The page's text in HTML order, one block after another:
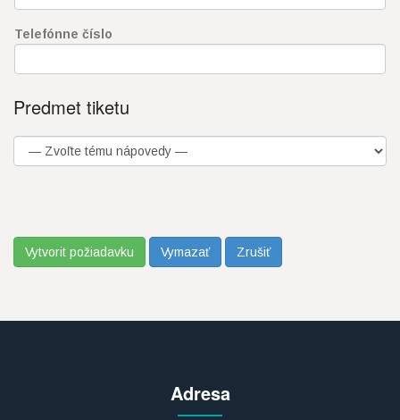
Telefónne číslo
Predmet tiketu
Adresa